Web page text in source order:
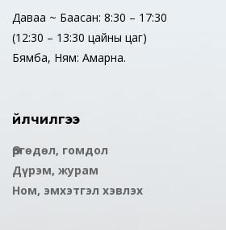
Даваа ~ Баасан: 8:30 – 17:30
(12:30 – 13:30 цайны цаг)
Бямба, Ням: Амарна.
Үйлчилгээ
Өргөдөл, гомдол
Дүрэм, журам
Ном, эмхэтгэл хэвлэх